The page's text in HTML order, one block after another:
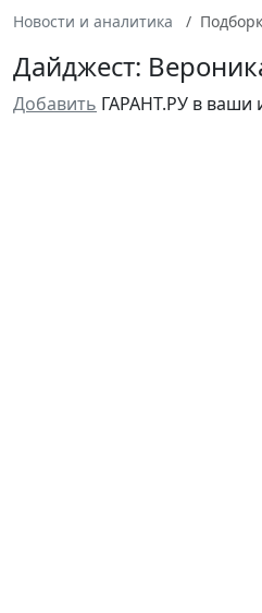
Новости и аналитика
Дайджест:
Добавить ГАРАНТ.РУ в ваши